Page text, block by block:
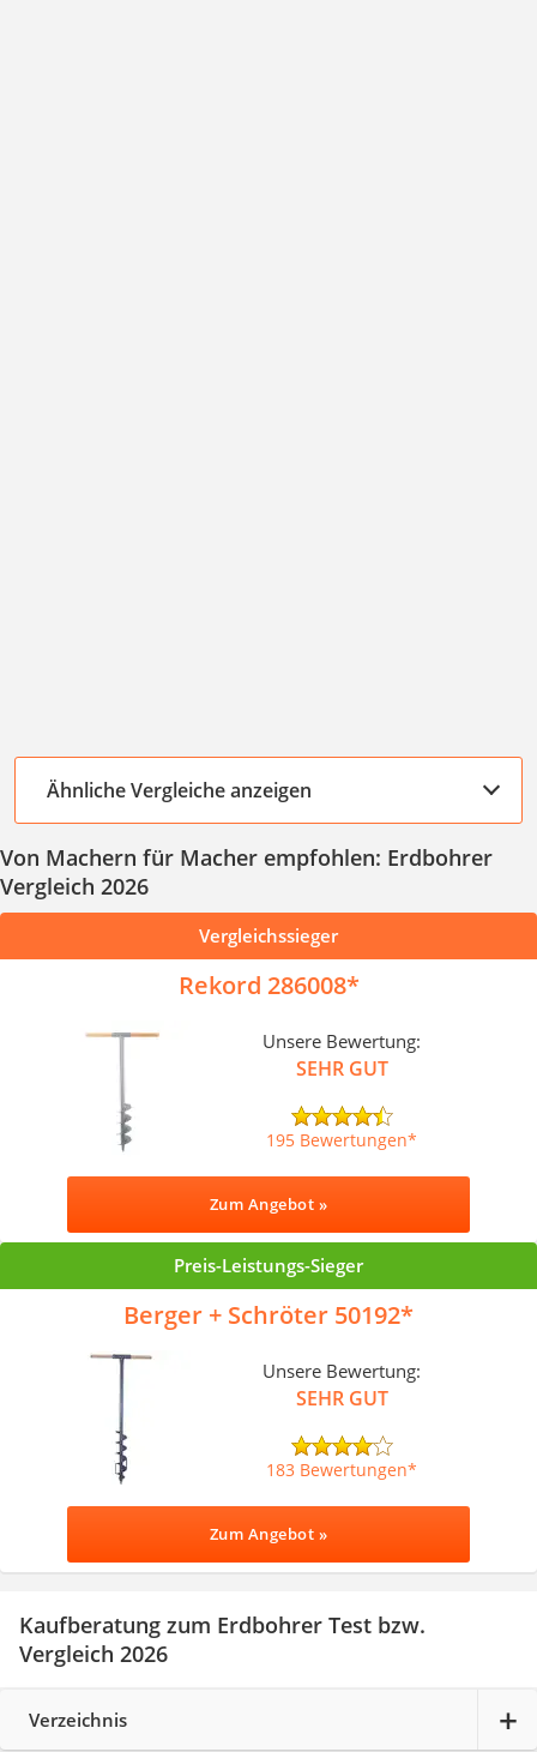
Ähnliche Vergleiche anzeigen
Von Machern für Macher empfohlen: Erdbohrer
Vergleich 2026
Vergleichssieger
Rekord 286008
Unsere Bewertung:
SEHR GUT
195 Bewertungen
Zum Angebot »
Preis-Leistungs-Sieger
Berger + Schröter 50192
Unsere Bewertung:
SEHR GUT
183 Bewertungen
Zum Angebot »
Kaufberatung zum Erdbohrer Test bzw.
Vergleich 2026
Verzeichnis